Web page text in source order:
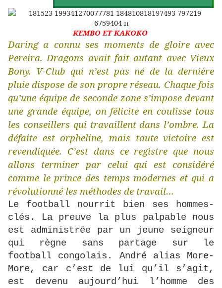
KEMBO ET KAKOKO
Daring a connu ses moments de gloire avec
Pereira. Dragons avait fait autant avec Vieux
Bony. V-Club qui n’est pas né de la dernière
pluie dispose de son propre réseau. Chaque fois
qu’une équipe de seconde zone s’impose devant
une grande équipe, on félicite en coulisse tous
les conseillers qui travaillent dans l’ombre. La
défaite est orpheline, mais toute victoire est
revendiquée. C’est dans ce registre que nous
allons terminer par celui qui est considéré
comme le prince des temps modernes et qui a
révolutionné les méthodes de travail…
Le football nourrit bien ses hommes-
clés. La preuve la plus palpable nous
est administrée par un jeune seigneur
qui règne sans partage sur le
football congolais. André alias More-
More, car c’est de lui qu’il s’agit,
est devenu aujourd’hui l’homme des